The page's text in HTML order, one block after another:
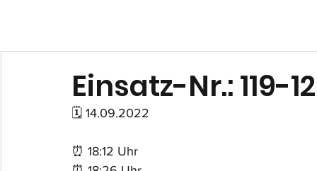
Einsatz-Nr.: 119-
🗓 14.09.2022
⏰ 18:12 Uhr